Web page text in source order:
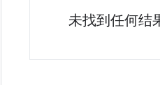
未找到任何结